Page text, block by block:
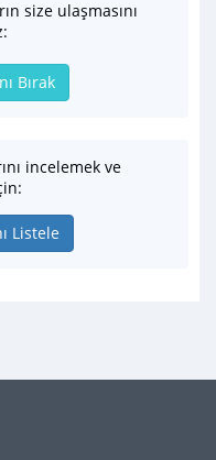
size ulaşmasını
Bırak
incelemek ve
Listele